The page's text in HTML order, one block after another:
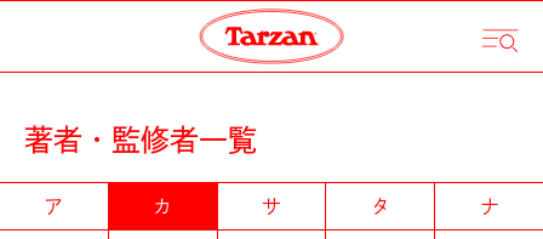
著者・監修者一覧
ア カ サ タ
ナ